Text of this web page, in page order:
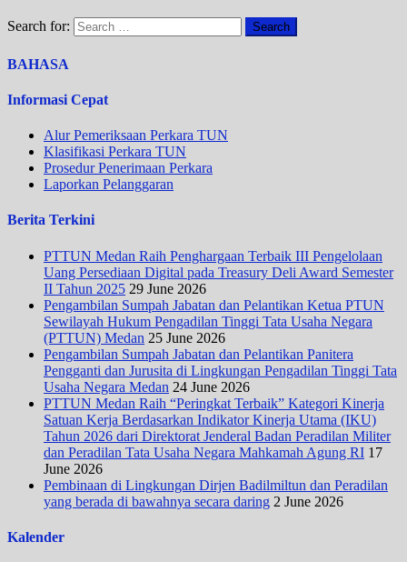
Search for:
BAHASA
Informasi Cepat
Alur Pemeriksaan Perkara TUN
Klasifikasi Perkara TUN
Prosedur Penerimaan Perkara
Laporkan Pelanggaran
Berita Terkini
PTTUN Medan Raih Penghargaan Terbaik III Pengelolaan
Uang Persediaan Digital pada Treasury Deli Award Semester
II Tahun 2025 29 June 2026
Pengambilan Sumpah Jabatan dan Pelantikan Ketua PTUN
Sewilayah Hukum Pengadilan Tinggi Tata Usaha Negara
(PTTUN) Medan 25 June 2026
Pengambilan Sumpah Jabatan dan Pelantikan Panitera
Pengganti dan Jurusita di Lingkungan Pengadilan Tinggi Tata
Usaha Negara Medan 24 June 2026
PTTUN Medan Raih “Peringkat Terbaik” Kategori Kinerja
Satuan Kerja Berdasarkan Indikator Kinerja Utama (IKU)
Tahun 2026 dari Direktorat Jenderal Badan Peradilan Militer
dan Peradilan Tata Usaha Negara Mahkamah Agung RI 17
June 2026
Pembinaan di Lingkungan Dirjen Badilmiltun dan Peradilan
yang berada di bawahnya secara daring 2 June 2026
Kalender